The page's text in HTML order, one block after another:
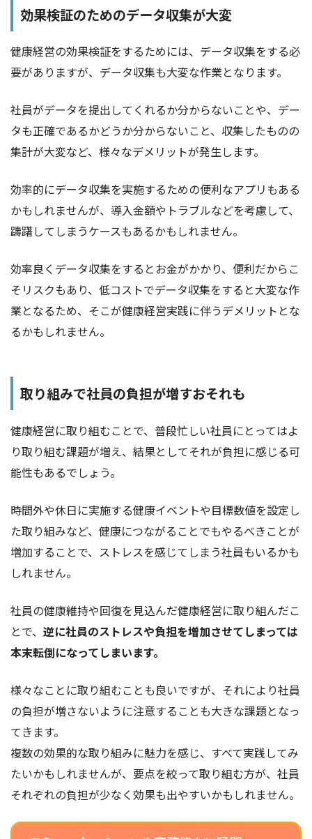
効果検証のためのデータ収集が大変
健康経営の効果検証をするためには、データ収集をする必
要がありますが、データ収集も大変な作業となります。
社員がデータを提出してくれるか分からないことや、デー
タも正確であるかどうか分からないこと、収集したものの
集計が大変など、様々なデメリットが発生します。
効率的にデータ収集を実施するための便利なアプリもある
かもしれませんが、導入金額やトラブルなどを考慮して、
躊躇してしまうケースもあるかもしれません。
効率良くデータ収集をするとお金がかかり、便利だからこ
そリスクもあり、低コストでデータ収集をすると大変な作
業となるため、そこが健康経営実践に伴うデメリットとな
るかもしれません。
取り組みで社員の負担が増すおそれも
健康経営に取り組むことで、普段忙しい社員にとってはよ
り取り組む課題が増え、結果としてそれが負担に感じる可
能性もあるでしょう。
時間外や休日に実施する健康イベントや目標数値を設定し
た取り組みなど、健康につながることでもやるべきことが
増加することで、ストレスを感じてしまう社員もいるかも
しれません。
社員の健康維持や回復を見込んだ健康経営に取り組んだこ
とで、 逆に社員のストレスや負担を増加させてしまっては
本末転倒になってしまいます。
様々なことに取り組むことも良いですが、それにより社員
の負担が増さないように注意することも大きな課題となっ
てきます。
複数の効果的な取り組みに魅力を感じ、すべて実践してみ
たいかもしれませんが、要点を絞って取り組む方が、社員
それぞれの負担が少なく効果も出やすいかもしれません。